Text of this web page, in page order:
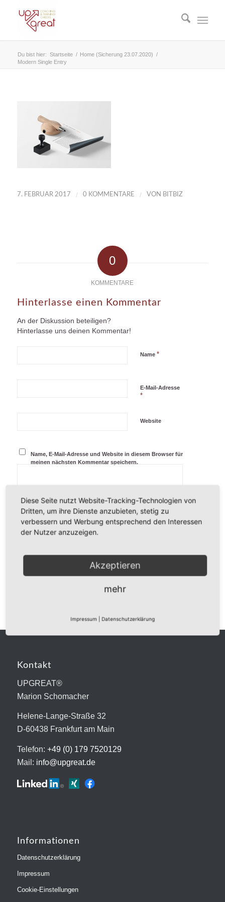
Du bist hier: Startseite / Home (Sicherung 23.07.2020) /
Modern Single Entry
7. FEBRUAR 2017 / 0 KOMMENTARE / VON BITBIZ
0
KOMMENTARE
Hinterlasse einen Kommentar
An der Diskussion beteiligen?
Hinterlasse uns deinen Kommentar!
Name *
E-Mail-Adresse
*
Website
Name, E-Mail-Adresse und Website in diesem Browser für
meinen nächsten Kommentar speichern.
Kontakt
UPGREAT®
Marion Schomacher
Helene-Lange-Straße 32
D-60438 Frankfurt am Main
Telefon: +49 (0) 179 7520129
Mail: info@upgreat.de
Informationen
Datenschutzerklärung
Impressum
Cookie-Einstellungen
Diese Seite nutzt Website-Tracking-Technologien von
Dritten, um ihre Dienste anzubieten, stetig zu
verbessern und Werbung entsprechend den Interessen
der Nutzer anzuzeigen.
Akzeptieren
mehr
Impressum Datenschutzerklärung